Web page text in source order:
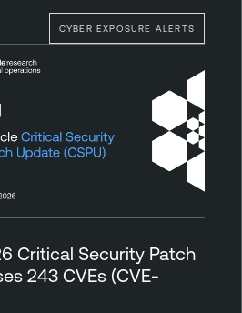
CYBER EXPOSURE ALERTS
Critical Security Patch
243 CVEs (CVE-